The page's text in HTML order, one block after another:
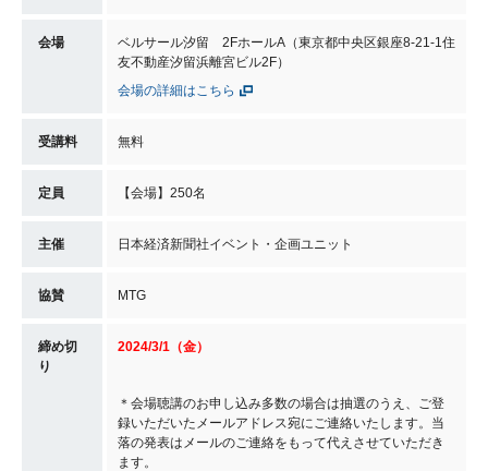
会場
ベルサール汐留 2FホールA（東京都中央区銀座8-21-1住
友不動産汐留浜離宮ビル2F）
会場の詳細はこちら
受講料 無料
定員 【会場】250名
主催 日本経済新聞社イベント・企画ユニット
協賛 MTG
締め切
り
2024/3/1（金）
＊会場聴講のお申し込み多数の場合は抽選のうえ、ご登
録いただいたメールアドレス宛にご連絡いたします。当
落の発表はメールのご連絡をもって代えさせていただき
ます。